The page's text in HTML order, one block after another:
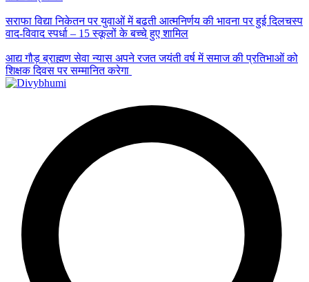
सराफा विद्या निकेतन पर युवाओं में बढती आत्मनिर्णय की भावना पर हुई दिलचस्प
वाद-विवाद स्पर्धा – 15 स्कूलों के बच्चे हुए शामिल
आद्य गौड़ ब्राह्मण सेवा न्यास अपने रजत जयंती वर्ष में समाज की प्रतिभाओं को
शिक्षक दिवस पर सम्मानित करेगा